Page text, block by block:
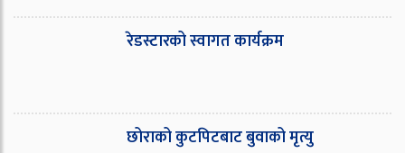
रेडस्टारको स्वागत कार्यक्रम
छोराको कुटपिटबाट बुवाको मृत्यु